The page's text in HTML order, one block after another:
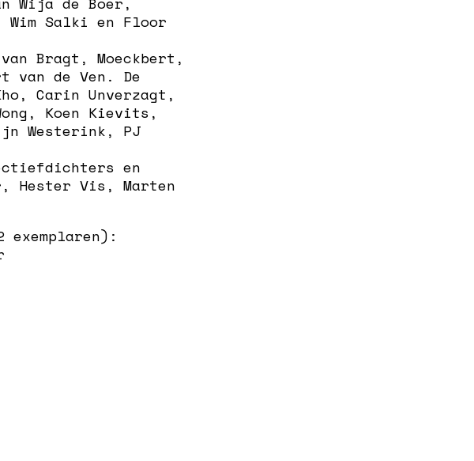
Wim Salki en Floor
Bragt, Moeckbert,
van de Ven. De
Carin Unverzagt,
Koen Kievits,
Westerink, PJ
en
Hester Vis, Marten
exemplaren):